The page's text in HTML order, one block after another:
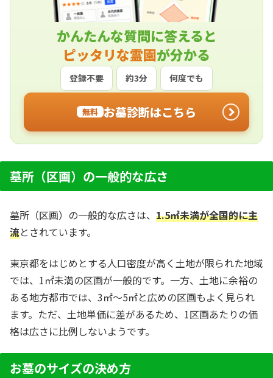
かんたんな質問に答えると
ピッタリな霊園が分かる
登録不要 約3分 何度でも
無料 お墓診断はこちら
墓所（区画）の一般的な広さ
墓所（区画）の一般的な広さは、 1.5㎡未満が全国的に主
流とされています。
東京都をはじめとする人口密度が高く土地が限られた地域
では、1㎡未満の区画が一般的です。一方、土地に余裕の
ある地方都市では、3㎡～5㎡と広めの区画もよく見られ
ます。ただ、土地単価に差があるため、1区画あたりの価
格は広さに比例しないようです。
お墓のサイズの決め方